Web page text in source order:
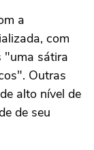
a
com
"uma sátira
Outras
alto nível de
de seu